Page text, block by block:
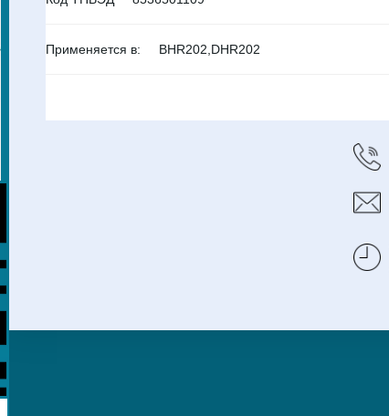
Применяется в: BHR202,DHR202